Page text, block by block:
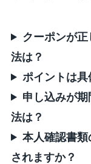
クーポンが
法は？
ポイントは具
申し込みが
法は？
本人確認書類
されますか？